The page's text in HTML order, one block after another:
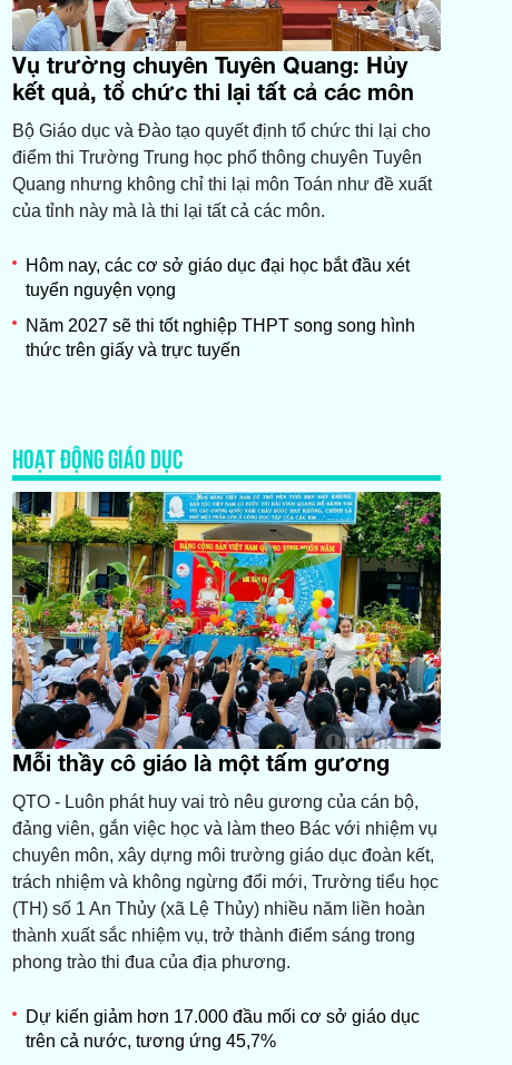
Vụ trường chuyên Tuyên Quang: Hủy
kết quả, tổ chức thi lại tất cả các môn
Bộ Giáo dục và Đào tạo quyết định tổ chức thi lại cho
điểm thi Trường Trung học phổ thông chuyên Tuyên
Quang nhưng không chỉ thi lại môn Toán như đề xuất
của tỉnh này mà là thi lại tất cả các môn.
Hôm nay, các cơ sở giáo dục đại học bắt đầu xét
tuyển nguyện vọng
Năm 2027 sẽ thi tốt nghiệp THPT song song hình
thức trên giấy và trực tuyến
HOẠT ĐỘNG GIÁO DỤC
Mỗi thầy cô giáo là một tấm gương
QTO - Luôn phát huy vai trò nêu gương của cán bộ,
đảng viên, gắn việc học và làm theo Bác với nhiệm vụ
chuyên môn, xây dựng môi trường giáo dục đoàn kết,
trách nhiệm và không ngừng đổi mới, Trường tiểu học
(TH) số 1 An Thủy (xã Lệ Thủy) nhiều năm liền hoàn
thành xuất sắc nhiệm vụ, trở thành điểm sáng trong
phong trào thi đua của địa phương.
Dự kiến giảm hơn 17.000 đầu mối cơ sở giáo dục
trên cả nước, tương ứng 45,7%